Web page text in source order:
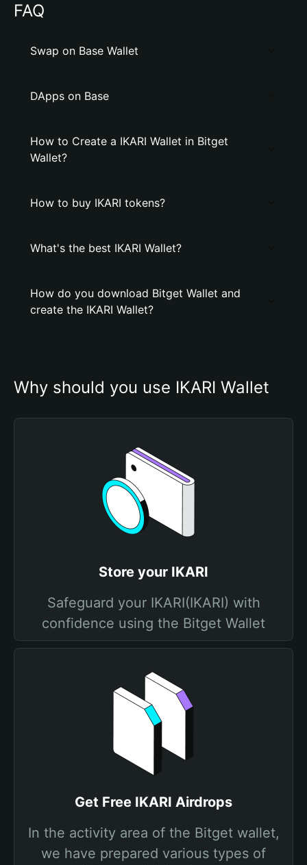
FAQ
Swap on Base Wallet
DApps on Base
How to Create a IKARI Wallet in Bitget
Wallet?
How to buy IKARI tokens?
What's the best IKARI Wallet?
How do you download Bitget Wallet and
create the IKARI Wallet?
Why should you use IKARI Wallet
Store your IKARI
Safeguard your IKARI(IKARI) with
confidence using the Bitget Wallet
Get Free IKARI Airdrops
In the activity area of the Bitget wallet,
we have prepared various types of